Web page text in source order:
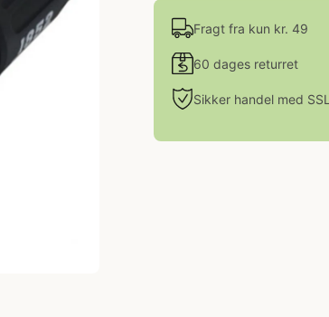
Fragt fra kun kr. 49
60 dages returret
Sikker handel med SSL